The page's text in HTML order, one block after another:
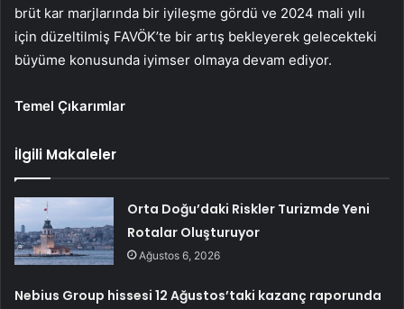
brüt kar marjlarında bir iyileşme gördü ve 2024 mali yılı
için düzeltilmiş FAVÖK’te bir artış bekleyerek gelecekteki
büyüme konusunda iyimser olmaya devam ediyor.
Temel Çıkarımlar
İlgili Makaleler
Orta Doğu’daki Riskler Turizmde Yeni
Rotalar Oluşturuyor
Ağustos 6, 2026
Nebius Group hissesi 12 Ağustos’taki kazanç raporunda